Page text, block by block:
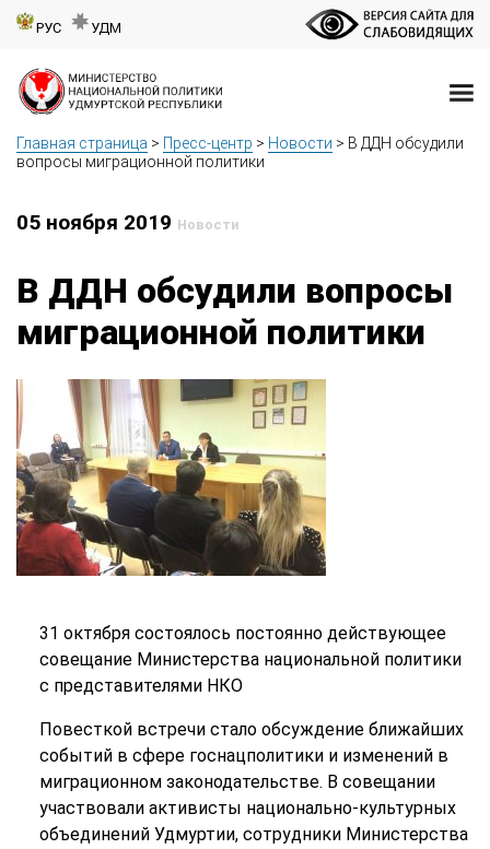
РУС УДМ
Главная страница > Пресс-центр > Новости > В ДДН обсудили
вопросы миграционной политики
05 ноября 2019 Новости
В ДДН обсудили вопросы
миграционной политики
31 октября состоялось постоянно действующее
совещание Министерства национальной политики
с представителями НКО
Повесткой встречи стало обсуждение ближайших
событий в сфере госнацполитики и изменений в
миграционном законодательстве. В совещании
участвовали активисты национально-культурных
объединений Удмуртии, сотрудники Министерства